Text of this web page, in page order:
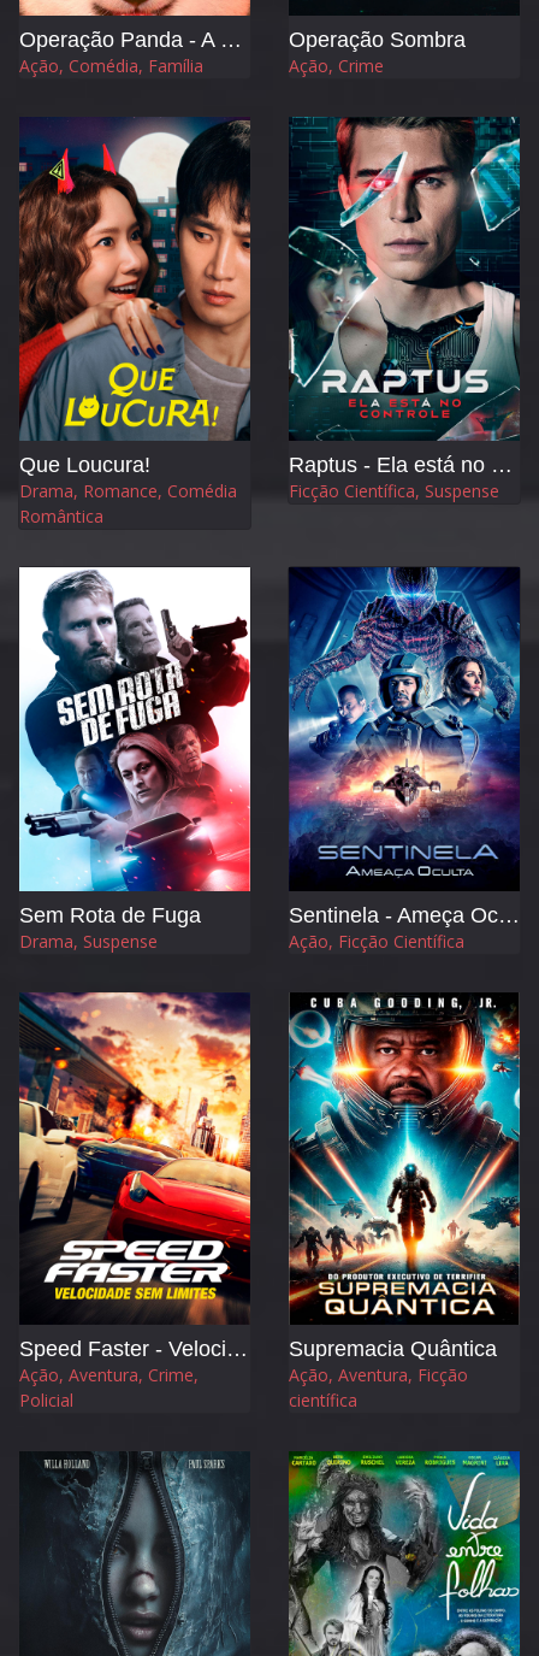
Operação Panda - A Tribo Mágica
Ação, Comédia, Família
Operação Sombra
Ação, Crime
Que Loucura!
Drama, Romance, Comédia
Romântica
Raptus - Ela está no Controle
Ficção Científica, Suspense
Sem Rota de Fuga
Drama, Suspense
Sentinela - Ameça Oculta
Ação, Ficção Científica
Speed Faster - Velocidade sem Limites
Ação, Aventura, Crime,
Policial
Supremacia Quântica
Ação, Aventura, Ficção
científica